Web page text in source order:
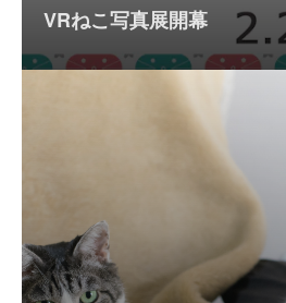
VRねこ写真展開幕